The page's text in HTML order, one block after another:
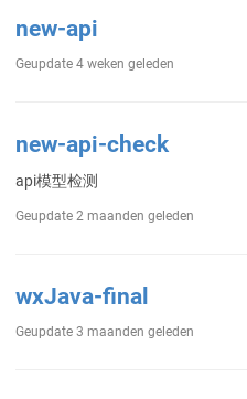
new-api
Geupdate 4 weken geleden
new-api-check
api模型检测
Geupdate 2 maanden geleden
wxJava-final
Geupdate 3 maanden geleden